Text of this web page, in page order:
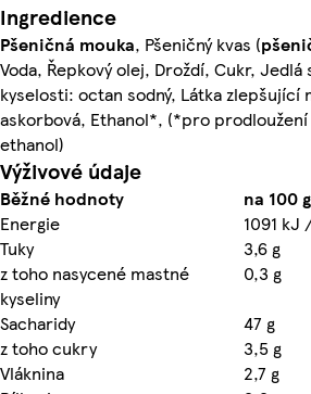
Ingredience
Pšeničná mouka, Pšeničný kvas (
Voda, Řepkový olej, Droždí, Cukr, Jedlá
kyselosti: octan sodný, Látka zlepšující
askorbová, Ethanol*, (*pro
ethanol)
Výživové údaje
Běžné hodnoty
na 100 g
Energie
1091 kJ
Tuky
3,6 g
z toho nasycené mastné
kyseliny
0,3 g
Sacharidy
47 g
z toho cukry
3,5 g
Vláknina
2,7 g